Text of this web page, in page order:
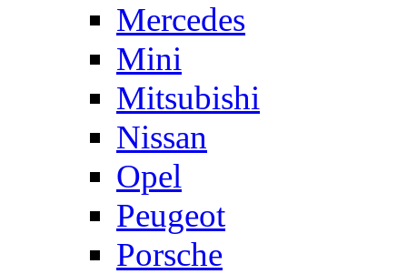
Mercedes
Mini
Mitsubishi
Nissan
Opel
Peugeot
Porsche